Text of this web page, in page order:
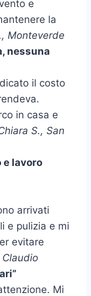
e
la
Monteverde
nessuna
il costo
in casa e
S., San
e lavoro
arrivati
e pulizia e mi
evitare
Mi